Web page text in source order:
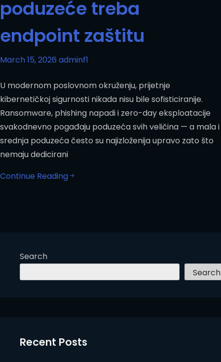
poduzeće treba
endpoint zaštitu
March 15, 2026 adminf1
U modernom poslovnom okruženju, prijetnje
kibernetičkoj sigurnosti nikada nisu bile sofisticiranije.
Ransomware, phishing napadi i zero-day eksploatacije
svakodnevno pogađaju poduzeća svih veličina — a mala i
srednja poduzeća često su najizloženija upravo zato što
nemaju dedicirani
Continue Reading
Search
Search
Recent Posts